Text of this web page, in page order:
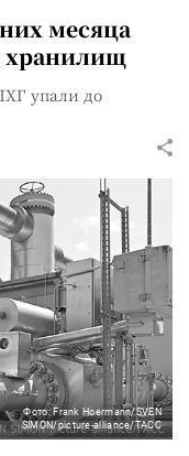
месяца
хранилищ
упали до
Фото: Frank Hoermann/SVEN
SIMON/picture-alliance/ТАСС